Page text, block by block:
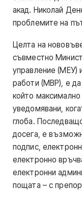
акад. Николай
проблемите на
Целта на
съвместно
управление (МЕУ)
работи (МВР), е
който
уведомявани,
глоба.
досега, е
подпис,
електронно
електронни
пощата – с